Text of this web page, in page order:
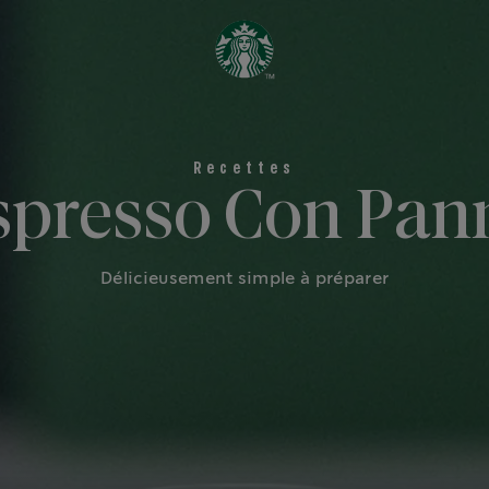
Con
Délicieusement simple à préparer